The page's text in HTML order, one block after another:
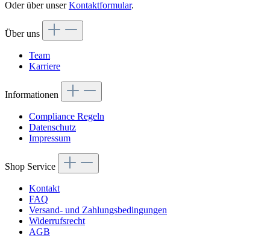
Oder über unserKontaktformular.
Über uns
Team
Karriere
Informationen
Compliance Regeln
Datenschutz
Impressum
Shop Service
Kontakt
FAQ
Versand- und Zahlungsbedingungen
Widerrufsrecht
AGB